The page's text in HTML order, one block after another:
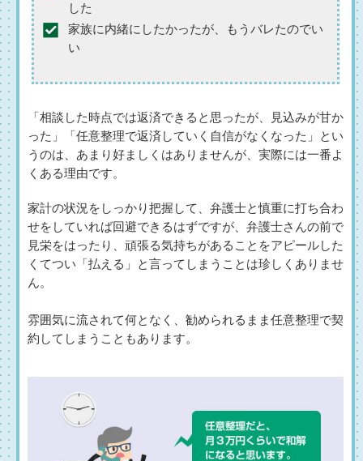
した
家族に内緒にしたかったが、もうバレたのでい
い
「相談した時点では返済できると思ったが、見込みが甘か
った」「任意整理で返済していく自信がなくなった」とい
うのは、あまり好ましくはありませんが、実際には一番よ
くある理由です。
家計の状況をしっかり把握して、弁護士と慎重に打ち合わ
せをしていれば回避できるはずですが、弁護士さんの前で
見栄をはったり、頑張る気持ちがあることをアピールした
くてつい「払える」と言ってしまうことは珍しくありませ
ん。
雰囲気に流されて何となく、勧められるまま任意整理で契
約してしまうこともあります。